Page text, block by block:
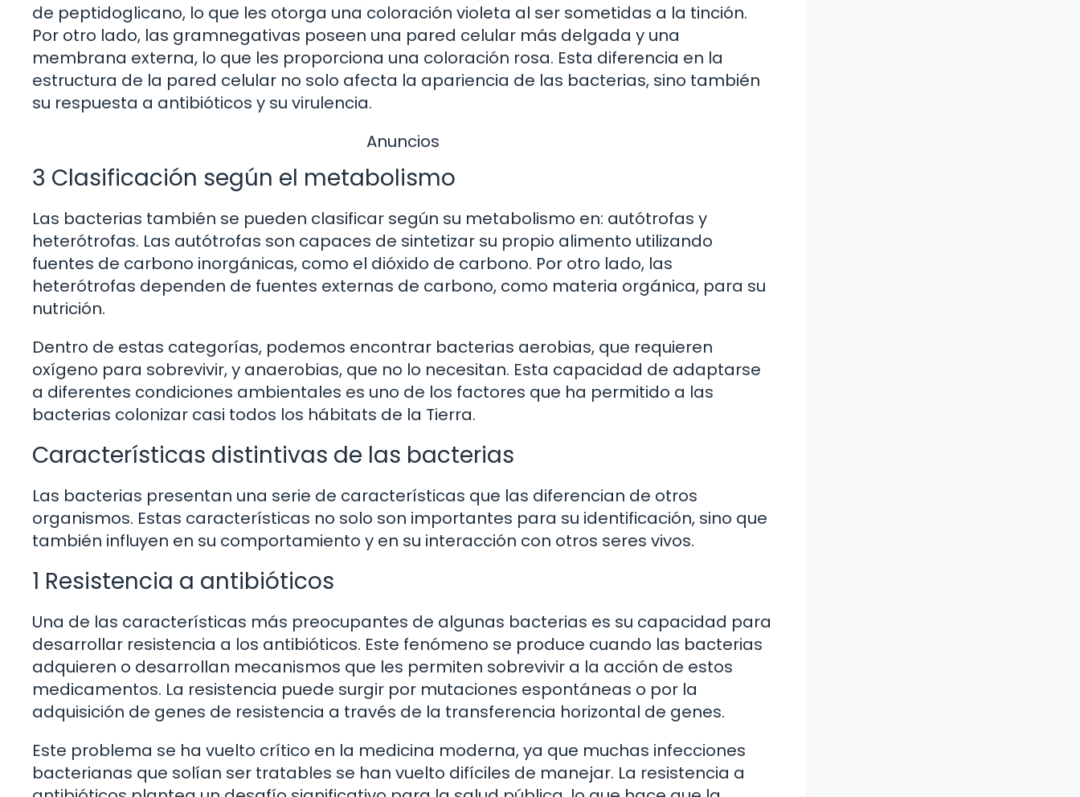
de peptidoglicano, lo que les otorga una coloración violeta al ser sometidas a la tinción.
Por otro lado, las gramnegativas poseen una pared celular más delgada y una
membrana externa, lo que les proporciona una coloración rosa. Esta diferencia en la
estructura de la pared celular no solo afecta la apariencia de las bacterias, sino también
su respuesta a antibióticos y su virulencia.
Anuncios
3 Clasificación según el metabolismo
Las bacterias también se pueden clasificar según su metabolismo en: autótrofas y
heterótrofas. Las autótrofas son capaces de sintetizar su propio alimento utilizando
fuentes de carbono inorgánicas, como el dióxido de carbono. Por otro lado, las
heterótrofas dependen de fuentes externas de carbono, como materia orgánica, para su
nutrición.
Dentro de estas categorías, podemos encontrar bacterias aerobias, que requieren
oxígeno para sobrevivir, y anaerobias, que no lo necesitan. Esta capacidad de adaptarse
a diferentes condiciones ambientales es uno de los factores que ha permitido a las
bacterias colonizar casi todos los hábitats de la Tierra.
Características distintivas de las bacterias
Las bacterias presentan una serie de características que las diferencian de otros
organismos. Estas características no solo son importantes para su identificación, sino que
también influyen en su comportamiento y en su interacción con otros seres vivos.
1 Resistencia a antibióticos
Una de las características más preocupantes de algunas bacterias es su capacidad para
desarrollar resistencia a los antibióticos. Este fenómeno se produce cuando las bacterias
adquieren o desarrollan mecanismos que les permiten sobrevivir a la acción de estos
medicamentos. La resistencia puede surgir por mutaciones espontáneas o por la
adquisición de genes de resistencia a través de la transferencia horizontal de genes.
Este problema se ha vuelto crítico en la medicina moderna, ya que muchas infecciones
bacterianas que solían ser tratables se han vuelto difíciles de manejar. La resistencia a